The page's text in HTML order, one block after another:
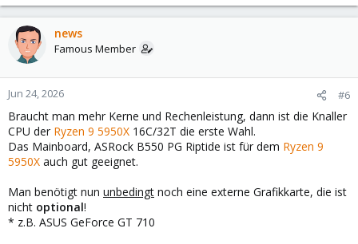
news
Famous Member
Jun 24, 2026 #6
Braucht man mehr Kerne und Rechenleistung, dann ist die Knaller
CPU der Ryzen 9 5950X 16C/32T die erste Wahl.
Das Mainboard, ASRock B550 PG Riptide ist für dem Ryzen 9
5950X auch gut geeignet.
Man benötigt nun unbedingt noch eine externe Grafikkarte, die ist
nicht optional!
* z.B. ASUS GeForce GT 710